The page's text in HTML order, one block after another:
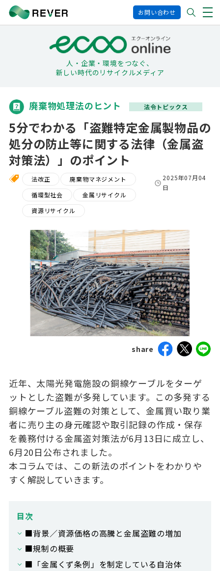
お問い合わせ
人・企業・環境をつなぐ、
新しい時代のリサイクルメディア
廃棄物処理法のヒント 法令トピックス
5分でわかる「盗難特定金属製物品の
処分の防止等に関する法律（金属盗
対策法）」のポイント
法改正
廃棄物マネジメント
循環型社会
金属リサイクル
資源リサイクル
2025年07月04
日
share
近年、太陽光発電施設の銅線ケーブルをターゲ
ットとした盗難が多発しています。この多発する
銅線ケーブル盗難の対策として、金属買い取り業
者に売り主の身元確認や取引記録の作成・保存
を義務付ける金属盗対策法が6月13日に成立し、
6月20日公布されました。
本コラムでは、この新法のポイントをわかりや
すく解説していきます。
目次
■背景／資源価格の高騰と金属盗難の増加
■規制の概要
■「金属くず条例」を制定している自治体